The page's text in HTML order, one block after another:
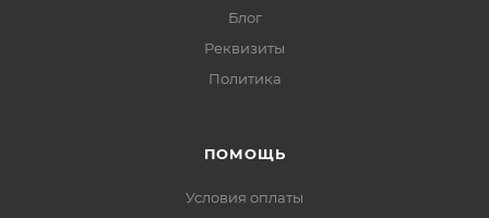
Блог
Реквизиты
Политика
ПОМОЩЬ
Условия оплаты